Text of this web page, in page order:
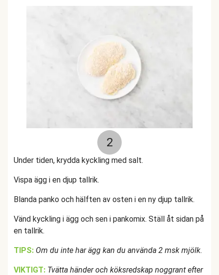
2
Under tiden, krydda kyckling med salt.
Vispa ägg i en djup tallrik.
Blanda panko och hälften av osten i en ny djup tallrik.
Vänd kyckling i ägg och sen i pankomix. Ställ åt sidan på
en tallrik.
TIPS: Om du inte har ägg kan du använda 2 msk mjölk.
VIKTIGT: Tvätta händer och köksredskap noggrant efter